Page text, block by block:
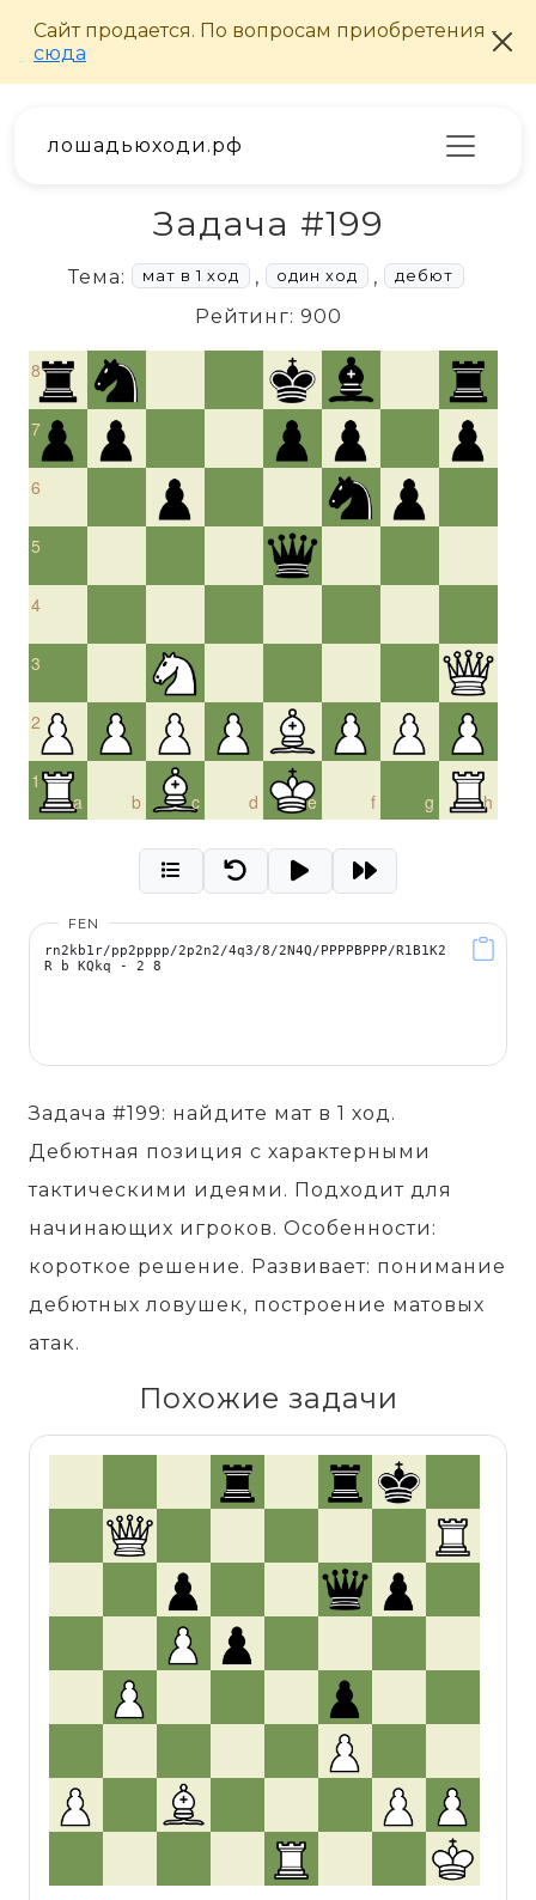
лошадьюходи.рф
Задача #199
Тема: мат в 1 ход , один ход , дебют
Рейтинг: 900
8
7
6
5
4
3
2
a
1
b
c d e f g h
FEN
Задача #199: найдите мат в 1 ход.
Дебютная позиция с характерными
тактическими идеями. Подходит для
начинающих игроков. Особенности:
короткое решение. Развивает: понимание
дебютных ловушек, построение матовых
атак.
Похожие задачи